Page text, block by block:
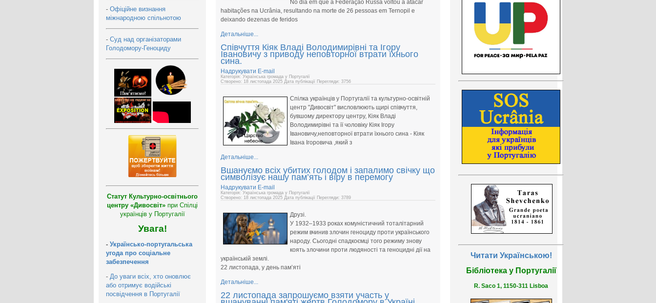
- Офіційне визнання
міжнародною спільнотою
- Суд над організаторами
Голодомору-Геноциду
Статут Культурно-освітнього
центру «Дивосвіт» при Спілці
українців у Португалії
Увага!
- Українсько-португальська
угода про соціальне
забезпечення
- До уваги всіх, хто оновлює
або отримує водійські
посвідчення в Португалії
No dia em que a Federação Russa voltou a atacar
habitações na Ucrânia, resultando na morte de 26 pessoas em Ternopil e
deixando dezenas de feridos
Детальніше...
Співчуття Кіяк Владі Володимирівні та Ігору
Івановичу з приводу неповторної втрати їхнього
сина.
Надрукувати E-mail
Категорія: Українська громада у Португалії
Створено: 18 листопада 2025 Дата публікації Перегляди: 3756
Спілка українців у Португалії та культурно-освітній
центр "Дивосвіт" висловлюють щирі співчуття,
бувшому директору центру, Кіяк Владі
Володимирівні та її чоловіку Кіяк Ігору
Івановичу,неповторної втрати їхнього сина - Кіяк
Івана Ігоровича ,який з
Детальніше...
Вшануємо всіх убитих голодом і запалимо свічку що
символізує нашу пам’ять і віру в перемогу
Надрукувати E-mail
Категорія: Українська громада у Португалії
Створено: 18 листопада 2025 Дата публікації Перегляди: 3789
Друзі.
У 1932–1933 роках комуністичний тоталітарний
режим вчинив злочин геноциду проти українського
народу. Сьогодні спадкоємці того режиму знову
коять злочини проти людяності та геноцидні дії на
українській землі.
22 листопада, у день пам’яті
Детальніше...
22 листопада запрошуємо взяти участь у
Читати Українською!
Бібліотека у Португалії
R. Saco 1, 1150-311 Lisboa